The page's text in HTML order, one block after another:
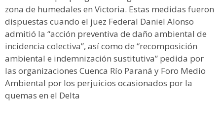
zona de humedales en Victoria. Estas medidas fueron
dispuestas cuando el juez Federal Daniel Alonso
admitió la “acción preventiva de daño ambiental de
incidencia colectiva”, así como de “recomposición
ambiental e indemnización sustitutiva” pedida por
las organizaciones Cuenca Río Paraná y Foro Medio
Ambiental por los perjuicios ocasionados por la
quemas en el Delta